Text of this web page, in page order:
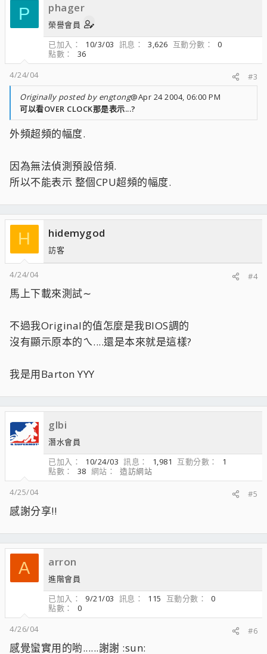
P phager
榮譽會員
已加入
10/3/03 訊息 3,626 互動分數
0
點數
36
4/24/04
#3
Originally posted by engtong@Apr 24 2004, 06:00 PM
可以看OVER CLOCK那是表示...?
外頻超頻的幅度.
因為無法偵測預設倍頻.
所以不能表示 整個CPU超頻的幅度.
H hidemygod
訪客
4/24/04 #4
馬上下載來測試∼
不過我Original的值怎麼是我BIOS調的
沒有顯示原本的ㄟ....還是本來就是這樣?
我是用Barton YYY
glbi
潛水會員
已加入
10/24/03 訊息 1,981 互動分數
1
點數
38 網站
造訪網站
4/25/04
#5
感謝分享!!
A arron
進階會員
已加入
9/21/03 訊息 115 互動分數
0
點數
0
4/26/04
#6
感覺蠻實用的喲......謝謝 :sun: